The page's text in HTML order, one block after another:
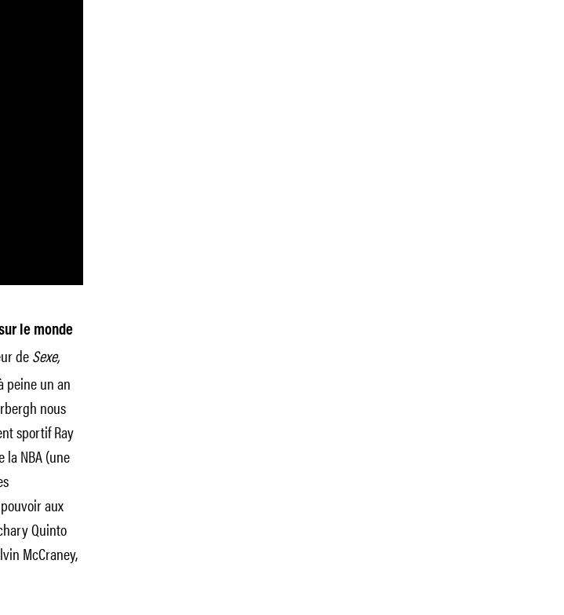
le monde
deSexe,
peine un an
nous
sportif Ray
la NBA (une
aux
Quinto
McCraney,